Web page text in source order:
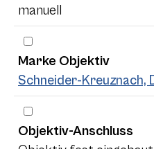
manuell
Marke Objektiv
Schneider-Kreuznach,
Objektiv-Anschluss